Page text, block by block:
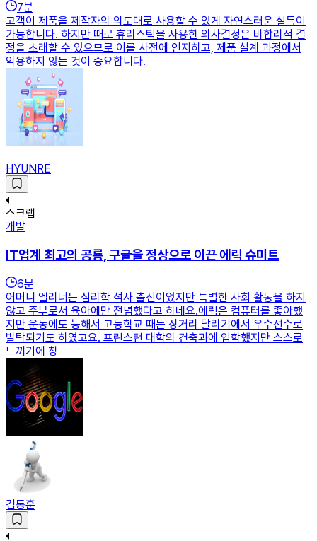
7분
고객이 제품을 제작자의 의도대로 사용할 수 있게 자연스러운 설득이
가능합니다. 하지만 때로 휴리스틱을 사용한 의사결정은 비합리적 결
정을 초래할 수 있으므로 이를 사전에 인지하고, 제품 설계 과정에서
악용하지 않는 것이 중요합니다.
HYUNRE
스크랩
개발
IT업계 최고의 공룡, 구글을 정상으로 이끈 에릭 슈미트
6분
어머니 엘리너는 심리학 석사 출신이었지만 특별한 사회 활동을 하지
않고 주부로서 육아에만 전념했다고 하네요.에릭은 컴퓨터를 좋아했
지만 운동에도 능해서 고등학교 때는 장거리 달리기에서 우수선수로
발탁되기도 하였고요. 프린스턴 대학의 건축과에 입학했지만 스스로
느끼기에 창
김동훈